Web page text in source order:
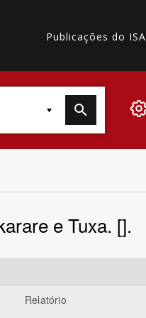
Publicações do ISA
e Tuxa. [].
Relatório